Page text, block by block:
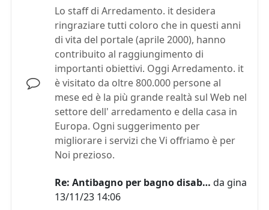
Lo staff di Arredamento. it desidera
ringraziare tutti coloro che in questi anni
di vita del portale (aprile 2000), hanno
contribuito al raggiungimento di
importanti obiettivi. Oggi Arredamento. it
è visitato da oltre 800.000 persone al
mese ed è la più grande realtà sul Web nel
settore dell' arredamento e della casa in
Europa. Ogni suggerimento per
migliorare i servizi che Vi offriamo è per
Noi prezioso.
Re: Antibagno per bagno disab… da gina
13/11/23 14:06